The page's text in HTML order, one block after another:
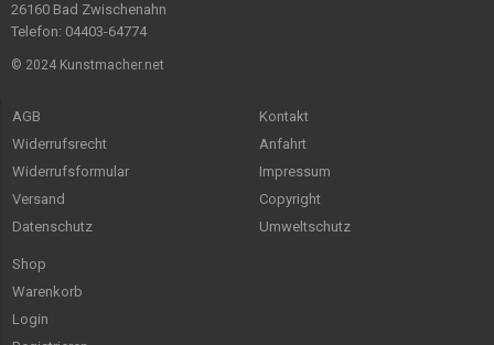
26160 Bad Zwischenahn
Telefon: 04403-64774
© 2024 Kunstmacher.net
AGB
Widerrufsrecht
Widerrufsformular
Versand
Datenschutz
Kontakt
Anfahrt
Impressum
Copyright
Umweltschutz
Shop
Warenkorb
Login